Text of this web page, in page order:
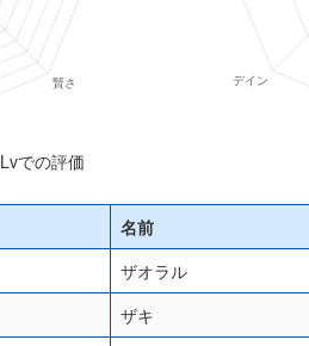
での評価
名前
ザオラル
ザキ